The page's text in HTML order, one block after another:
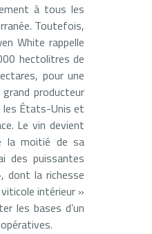
à tous les
Toutefois,
White rappelle
hectolitres de
pour une
producteur
les États-Unis et
Le vin devient
la moitié de sa
des puissantes
dont la richesse
intérieur »
les bases d’un